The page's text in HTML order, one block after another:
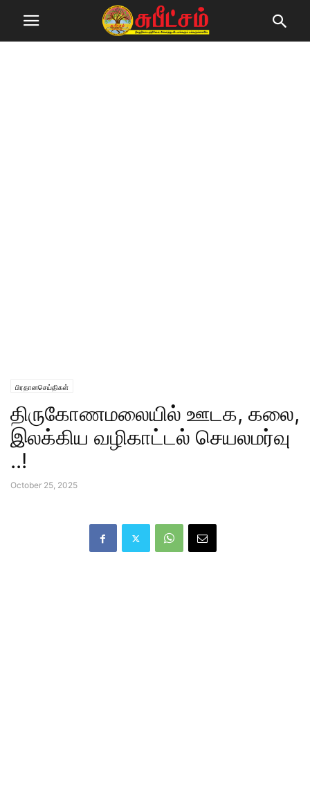
பிரதானசெய்திகள்
திருகோணமலையில் ஊடக, கலை,
இலக்கிய வழிகாட்டல் செயலமர்வு
..!
October 25, 2025